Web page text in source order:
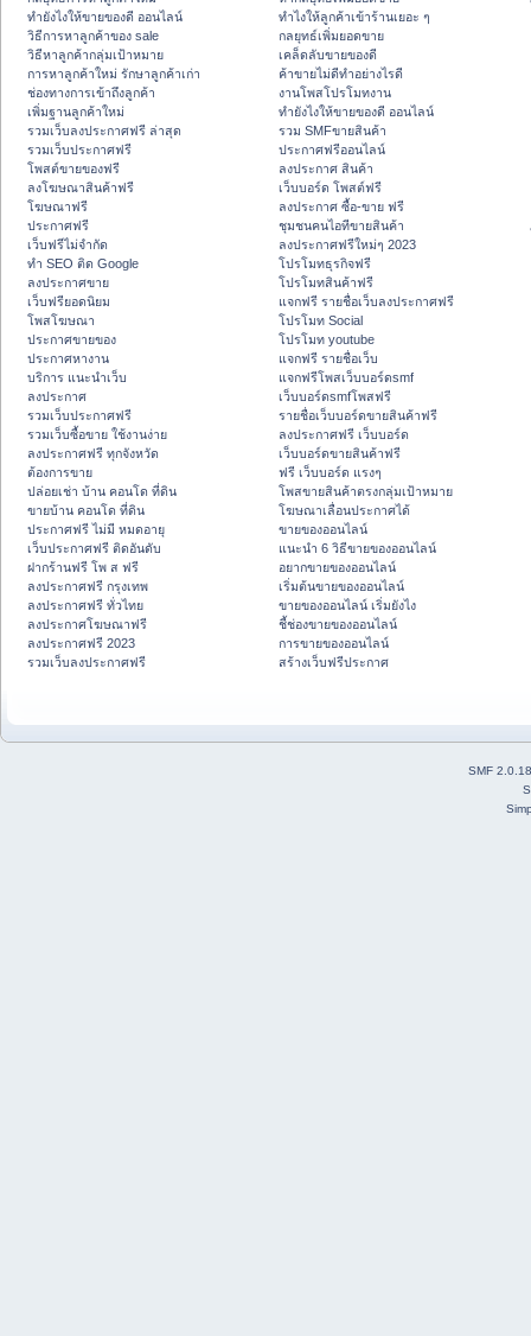
ทํายังไงให้ขายของดี ออนไลน์
วิธีการหาลูกค้าของ sale
วิธีหาลูกค้ากลุ่มเป้าหมาย
การหาลูกค้าใหม่ รักษาลูกค้าเก่า
ช่องทางการเข้าถึงลูกค้า
เพิ่มฐานลูกค้าใหม่
รวมเว็บลงประกาศฟรี ล่าสุด
รวมเว็บประกาศฟรี
โพสต์ขายของฟรี
ลงโฆษณาสินค้าฟรี
โฆษณาฟรี
ประกาศฟรี
เว็บฟรีไม่จำกัด
ทำ SEO ติด Google
ลงประกาศขาย
เว็บฟรียอดนิยม
โพสโฆษณา
ประกาศขายของ
ประกาศหางาน
บริการ แนะนำเว็บ
ลงประกาศ
รวมเว็บประกาศฟรี
รวมเว็บซื้อขาย ใช้งานง่าย
ลงประกาศฟรี ทุกจังหวัด
ต้องการขาย
ปล่อยเช่า บ้าน คอนโด ที่ดิน
ขายบ้าน คอนโด ที่ดิน
ประกาศฟรี ไม่มี หมดอายุ
เว็บประกาศฟรี ติดอันดับ
ฝากร้านฟรี โพ ส ฟรี
ลงประกาศฟรี กรุงเทพ
ลงประกาศฟรี ทั่วไทย
ลงประกาศโฆษณาฟรี
ลงประกาศฟรี 2023
รวมเว็บลงประกาศฟรี
ทําไงให้ลูกค้าเข้าร้านเยอะ ๆ
กลยุทธ์เพิ่มยอดขาย
เคล็ดลับขายของดี
ค้าขายไม่ดีทำอย่างไรดี
งานโพสโปรโมทงาน
ทํายังไงให้ขายของดี ออนไลน์
รวม SMFขายสินค้า
ประกาศฟรีออนไลน์
ลงประกาศ สินค้า
เว็บบอร์ด โพสต์ฟรี
ลงประกาศ ซื้อ-ขาย ฟรี
ชุมชนคนไอทีขายสินค้า
ลงประกาศฟรีใหม่ๆ 2023
โปรโมทธุรกิจฟรี
โปรโมทสินค้าฟรี
แจกฟรี รายชื่อเว็บลงประกาศฟรี
โปรโมท Social
โปรโมท youtube
แจกฟรี รายชื่อเว็บ
แจกฟรีโพสเว็บบอร์ดsmf
เว็บบอร์ดsmfโพสฟรี
รายชื่อเว็บบอร์ดขายสินค้าฟรี
ลงประกาศฟรี เว็บบอร์ด
เว็บบอร์ดขายสินค้าฟรี
ฟรี เว็บบอร์ด แรงๆ
โพสขายสินค้าตรงกลุ่มเป้าหมาย
โฆษณาเลื่อนประกาศได้
ขายของออนไลน์
แนะนำ 6 วิธีขายของออนไลน์
อยากขายของออนไลน์
เริ่มต้นขายของออนไลน์
ขายของออนไลน์ เริ่มยังไง
ชี้ช่องขายของออนไลน์
การขายของออนไลน์
สร้างเว็บฟรีประกาศ
SMF 2.0.18